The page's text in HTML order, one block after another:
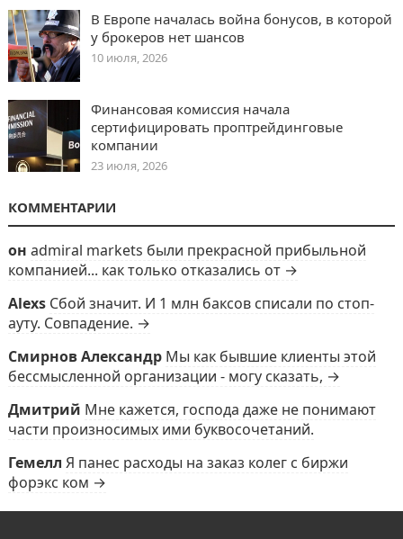
В Европе началась война бонусов, в которой
у брокеров нет шансов
10 июля, 2026
Финансовая комиссия начала
сертифицировать проптрейдинговые
компании
23 июля, 2026
КОММЕНТАРИИ
он admiral markets были прекрасной прибыльной
компанией... как только отказались от →
Alexs Сбой значит. И 1 млн баксов списали по стоп-
ауту. Совпадение. →
Смирнов Александр Мы как бывшие клиенты этой
бессмысленной организации - могу сказать, →
Дмитрий Мне кажется, господа даже не понимают
части произносимых ими буквосочетаний.
Гемелл Я панес расходы на заказ колег с биржи
форэкс ком →